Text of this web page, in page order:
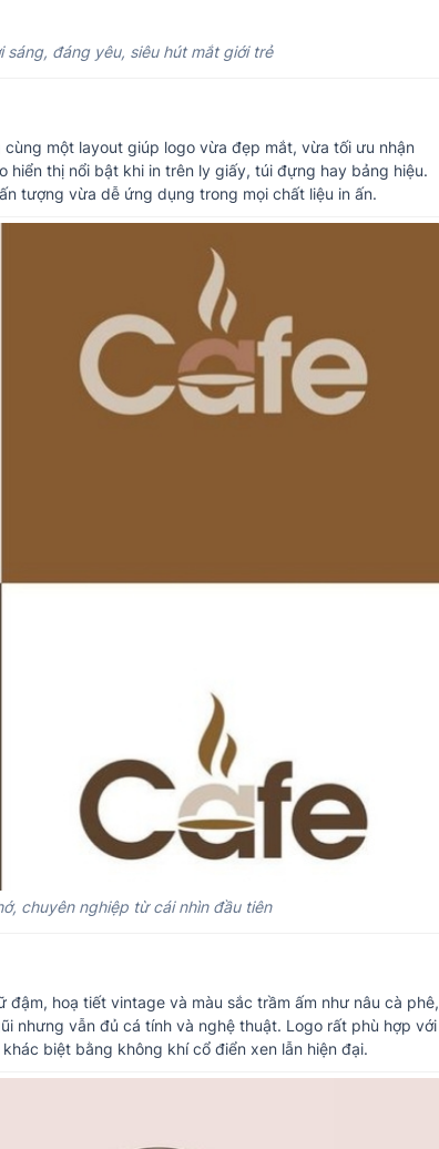
đáng yêu, siêu hút mắt giới trẻ
một layout giúp logo vừa đẹp mắt, vừa tối ưu nhận
hiển thị nổi bật khi in trên ly giấy, túi đựng hay bảng hiệu.
tượng vừa dễ ứng dụng trong mọi chất liệu in ấn.
chuyên nghiệp từ cái nhìn đầu tiên
hoạ tiết vintage và màu sắc trầm ấm như nâu cà phê,
nhưng vẫn đủ cá tính và nghệ thuật. Logo rất phù hợp với
biệt bằng không khí cổ điển xen lẫn hiện đại.